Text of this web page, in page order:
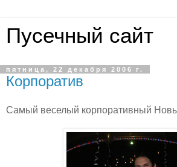
Пусечный сайт
пятница, 22 декабря 2006 г.
Корпоратив
Самый веселый корпоративный